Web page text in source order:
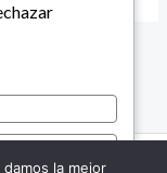
de Mara.la mejor